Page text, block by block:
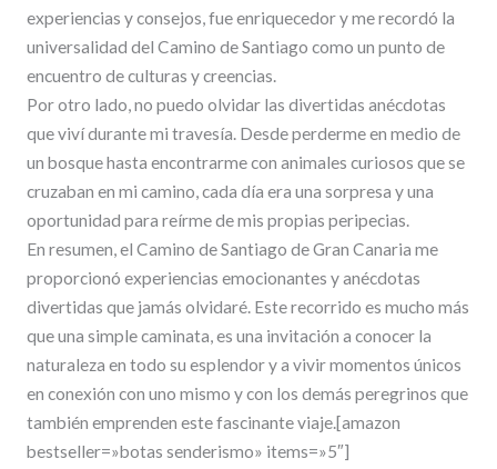
experiencias y consejos, fue enriquecedor y me recordó la
universalidad del Camino de Santiago como un punto de
encuentro de culturas y creencias.
Por otro lado, no puedo olvidar las divertidas anécdotas
que viví durante mi travesía. Desde perderme en medio de
un bosque hasta encontrarme con animales curiosos que se
cruzaban en mi camino, cada día era una sorpresa y una
oportunidad para reírme de mis propias peripecias.
En resumen, el Camino de Santiago de Gran Canaria me
proporcionó experiencias emocionantes y anécdotas
divertidas que jamás olvidaré. Este recorrido es mucho más
que una simple caminata, es una invitación a conocer la
naturaleza en todo su esplendor y a vivir momentos únicos
en conexión con uno mismo y con los demás peregrinos que
también emprenden este fascinante viaje.[amazon
bestseller=»botas senderismo» items=»5″]